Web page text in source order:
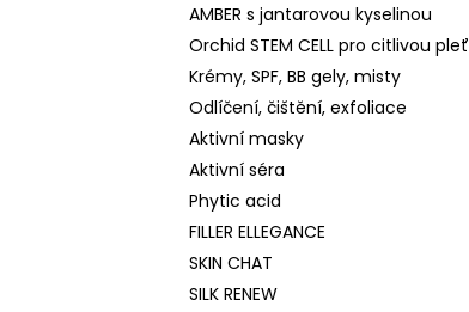
AMBER s jantarovou kyselinou
Orchid STEM CELL pro citlivou pleť
Krémy, SPF, BB gely, misty
Odlíčení, čištění, exfoliace
Aktivní masky
Aktivní séra
Phytic acid
FILLER ELLEGANCE
SKIN CHAT
SILK RENEW